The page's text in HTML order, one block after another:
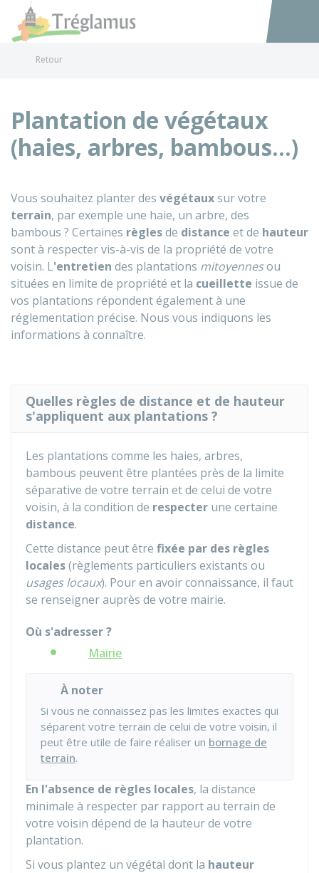
Accéder
Retour
Plantation de végétaux
(haies, arbres, bambous...)
Vous souhaitez planter des végétauxsur votre
terrain, par exemple une haie, un arbre, des
bambous ? Certaines règlesde distance et de hauteur
sont à respecter vis-à-vis de la propriété de votre
voisin. L'entretien des plantations mitoyennesou
situées en limite de propriété et la cueillette issue de
vos plantations répondent également à une
réglementation précise. Nous vous indiquons les
informations à connaître.
Quelles règles de distance et de hauteur
s'appliquent aux plantations ?
Les plantations comme les haies, arbres,
bambous peuvent être plantées près de la limite
séparative de votre terrain et de celui de votre
voisin, à la condition de respecter une certaine
distance.
Cette distance peut être fixée par des règles
locales(règlements particuliers existants ou
usages locaux). Pour en avoir connaissance, il faut
se renseigner auprès de votre mairie.
Où s'adresser ?
Mairie
À noter
Si vous ne connaissez pas les limites exactes qui
séparent votre terrain de celui de votre voisin, il
peut être utile de faire réaliser un bornage de
terrain.
En l'absence de règles locales, la distance
minimale à respecter par rapport au terrain de
votre voisin dépend de la hauteur de votre
plantation.
Si vous plantez un végétal dont la hauteur